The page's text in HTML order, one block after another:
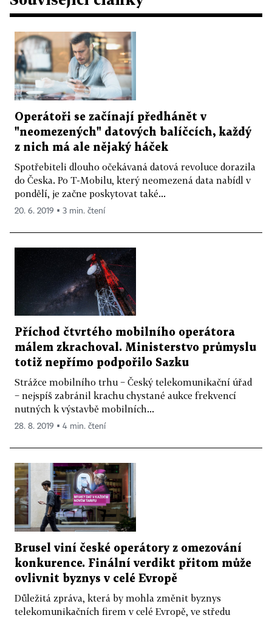
Operátoři se začínají předhánět v
"neomezených" datových balíčcích, každý
z nich má ale nějaký háček
Spotřebiteli dlouho očekávaná datová revoluce dorazila
do Česka. Po T-Mobilu, který neomezená data nabídl v
pondělí, je začne poskytovat také...
20. 6. 2019 ▪ 3 min. čtení
Příchod čtvrtého mobilního operátora
málem zkrachoval. Ministerstvo průmyslu
totiž nepřímo podpořilo Sazku
Strážce mobilního trhu − Český telekomunikační úřad
− nejspíš zabránil krachu chystané aukce frekvencí
nutných k výstavbě mobilních...
28. 8. 2019 ▪ 4 min. čtení
Brusel viní české operátory z omezování
konkurence. Finální verdikt přitom může
ovlivnit byznys v celé Evropě
Důležitá zpráva, která by mohla změnit byznys
telekomunikačních firem v celé Evropě, ve středu